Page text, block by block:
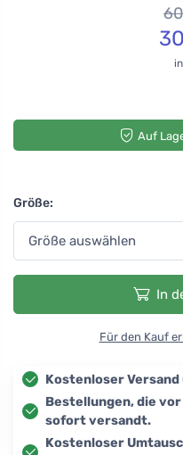
Auf
Größe:
In
Für den Kauf
Kostenloser Versand
Bestellungen, die
sofort versandt.
Kostenloser